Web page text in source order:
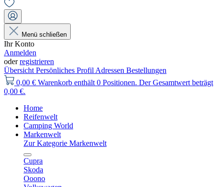
Menü schließen
Ihr Konto
Anmelden
oderregistrieren
Übersicht Persönliches Profil Adressen Bestellungen
0,00 € Warenkorb enthält 0 Positionen. Der Gesamtwert beträgt
0,00 €.
Home
Reifenwelt
Camping World
Markenwelt
Zur Kategorie Markenwelt
Cupra
Skoda
Ooono